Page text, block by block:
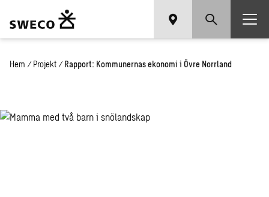
Hem / Projekt / Rapport: Kommunernas ekonomi i Övre Norrland